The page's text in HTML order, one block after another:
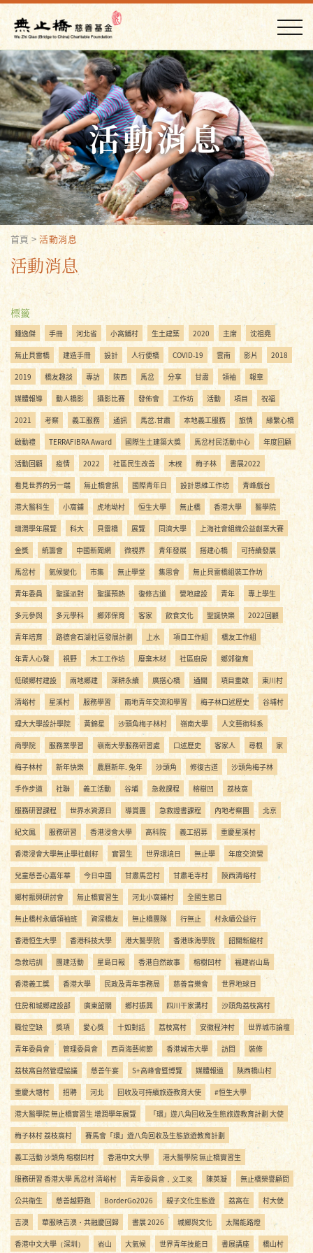
活動消息
首頁 >活動消息
活動消息
標籤
鍾逸傑 手冊 河北省 小窩鋪村 生土建築 2020 主席 沈祖堯
無止貝雷橋 建造手冊 設計 人行便橋 COVID-19 雲南 影片 2018
2019 橋友趣談 專訪 陝西 馬岔 分享 甘肅 領袖 報章
媒體報導 動人橋影 攝影比賽 發佈會 工作坊 活動 項目 祝福
2021 考察 義工服務 通訊 馬岔.甘肅 本地義工服務 旅情 緣繫心橋
啟動禮 TERRAFIBRA Award 國際生土建築大獎 馬岔村民活動中心 年度回顧
活動回顧 疫情 2022 社區民生改善 木櫈 梅子林 書展2022
看見世界的另一端 無止橋會訊 國際青年日 設計思維工作坊 青峰戲台
港大醫科生 小窩鋪 虎地坳村 恒生大學 無止橋 香港大學 醫學院
增潤學年展覽 科大 貝雷橋 展覽 同濟大學 上海社會組織公益創業大賽
金獎 統籌會 中國新聞網 微視界 青年發展 搭建心橋 可持續發展
馬岔村 氣候變化 市集 無止學堂 集思會 無止貝雷橋組裝工作坊
青年委員 聖誕派對 聖誕預熱 復修古道 營地建設 青年 專上學生
多元參與 多元學科 鄉郊保育 客家 飲食文化 聖誕快樂 2022回顧
青年培育 路德會石湖社區發展計劃 上水 項目工作組 橋友工作組
年青人心聲 視野 木工工作坊 廢棄木材 社區廚房 鄉郊復育
低碳鄉村建設 兩地鄉建 深耕永續 廣搭心橋 通關 項目重啟 東川村
清峪村 星溪村 服務學習 兩地青年交流和學習 梅子林口述歷史 谷埔村
理大大學設計學院 黃錦星 沙頭角梅子林村 嶺南大學 人文藝術科系
商學院 服務業學習 嶺南大學服務研習處 口述歷史 客家人 尋根 家
梅子林村 新年快樂 農曆新年. 兔年 沙頭角 修復古道 沙頭角梅子林
手作步道 社聯 義工活動 谷埔 急救課程 榕樹凹 荔枝窩
服務研習課程 世界水資源日 導賞團 急救證書課程 內地考察團 北京
紀文鳳 服務研習 香港浸會大學 高科院 義工招募 重慶星溪村
香港浸會大學無止學社創籽 實習生 世界環境日 無止學 年度交流營
兒童慈善心嘉年華 今日中國 甘肅馬岔村 甘肅毛寺村 陝西清峪村
鄉村振興研討會 無止橋實習生 河北小窩鋪村 全國生態日
無止橋村永續領袖班 資深橋友 無止橋團隊 行無止 村永續公益行
香港恒生大學 香港科技大學 港大醫學院 香港珠海學院 韶關新龍村
急救培訓 團建活動 星島日報 香港自然故事 榕樹凹村 福建嵛山島
香港義工獎 香港大學 民政及青年事務局 慈善音樂會 世界地球日
住房和城鄉建設部 廣東韶關 鄉村振興 四川干家溝村 沙頭角荔枝窩村
職位空缺 獎項 愛心獎 十如對話 荔枝窩村 安徽程沖村 世界城市論壇
青年委員會 管理委員會 西貢海藝術節 香港城市大學 訪問 裝修
荔枝窩自然管理協議 慈善午宴 S+高峰會暨博覽 媒體報道 陝西橋山村
重慶大塘村 招聘 河北 回收及可持續旅遊教育大使 #恒生大學
港大醫學院 無止橋實習生 增潤學年展覽 「環」遊八角回收及生態旅遊教育計劃 大使
梅子林村 荔枝窩村 賽馬會「環」遊八角回收及生態旅遊教育計劃
義工活動 沙頭角 榕樹凹村 香港中文大學 港大醫學院 無止橋實習生
服務研習 香港大學 馬岔村 清峪村 青年委員會，义工奖 陳英凝 無止橋榮譽顧問
公共衛生 慈善越野跑 BorderGo2026 親子文化生態遊 荔窩在 村大使
吉澳 華服映吉澳・共融慶回歸 書展 2026 城鄉與文化 太陽能路燈
香港中文大學（深圳） 嵛山 大氣候 世界青年技能日 書展講座 橋山村